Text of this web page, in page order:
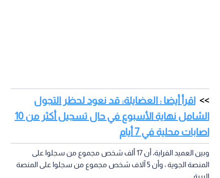
اقرأ أيضا : العضايلة: قد نعود لحظر التجول
الشامل نهاية الأسبوع في حال تسجيل أكثر من 10
اصابات محلية في 7 أيام
وبين العميد الفراية، أن 17 ألف شخص مجموع من سجلوا على
المنصة الجوية ، وأن 5 آلاف شخص مجموع من سجلوا على المنصة
البرية .